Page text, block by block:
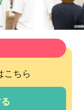
こちら